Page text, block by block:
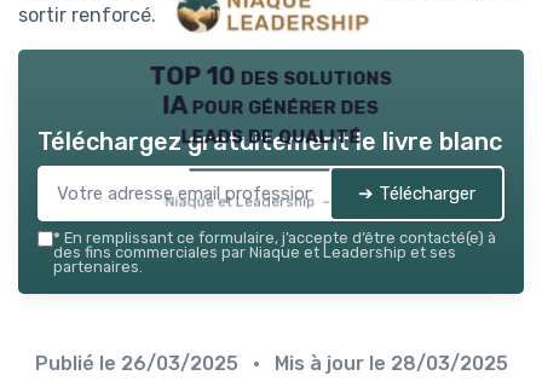
sortir renforcé.
TOP 10 des solutions
IA pour générer des
leads de qualité
Niaque et Leadership — 2026
Téléchargez gratuitement le livre blanc
➔ Télécharger
* En remplissant ce formulaire, j’accepte d’être contacté(e) à
des fins commerciales par Niaque et Leadership et ses
partenaires.
Publié le 26/03/2025 • Mis à jour le 28/03/2025